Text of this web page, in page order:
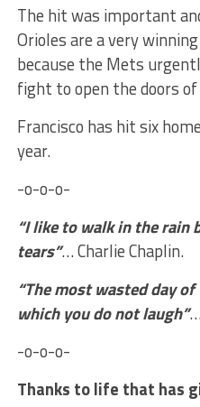
The hit was important
Orioles are a very
because the Mets
fight to open the doors
Francisco has hit six
year.
-o-o-o-
“I like to walk in the rain
tears”… Charlie Chaplin.
“The most wasted day
which you do not laugh”
-o-o-o-
Thanks to life that has